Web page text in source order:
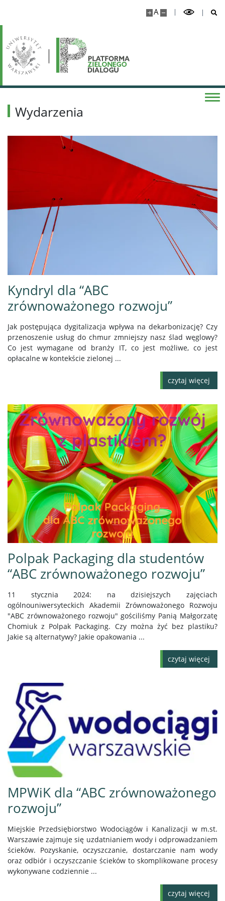
A
Wydarzenia
Kyndryl dla “ABC
zrównoważonego rozwoju”
Jak postępująca dygitalizacja wpływa na dekarbonizację? Czy
przenoszenie usług do chmur zmniejszy nasz ślad węglowy?
Co jest wymagane od branży IT, co jest możliwe, co jest
opłacalne w kontekście zielonej ...
czytaj więcej
Polpak Packaging dla studentów
“ABC zrównoważonego rozwoju”
11 stycznia 2024: na dzisiejszych zajęciach
ogólnouniwersyteckich Akademii Zrównoważonego Rozwoju
"ABC zrównoważonego rozwoju" gościliśmy Panią Małgorzatę
Chomiuk z Polpak Packaging. Czy można żyć bez plastiku?
Jakie są alternatywy? Jakie opakowania ...
czytaj więcej
MPWiK dla “ABC zrównoważonego
rozwoju”
Miejskie Przedsiębiorstwo Wodociągów i Kanalizacji w m.st.
Warszawie zajmuje się uzdatnianiem wody i odprowadzaniem
ścieków. Pozyskanie, oczyszczanie, dostarczanie nam wody
oraz odbiór i oczyszczanie ścieków to skomplikowane procesy
wykonywane codziennie ...
czytaj więcej